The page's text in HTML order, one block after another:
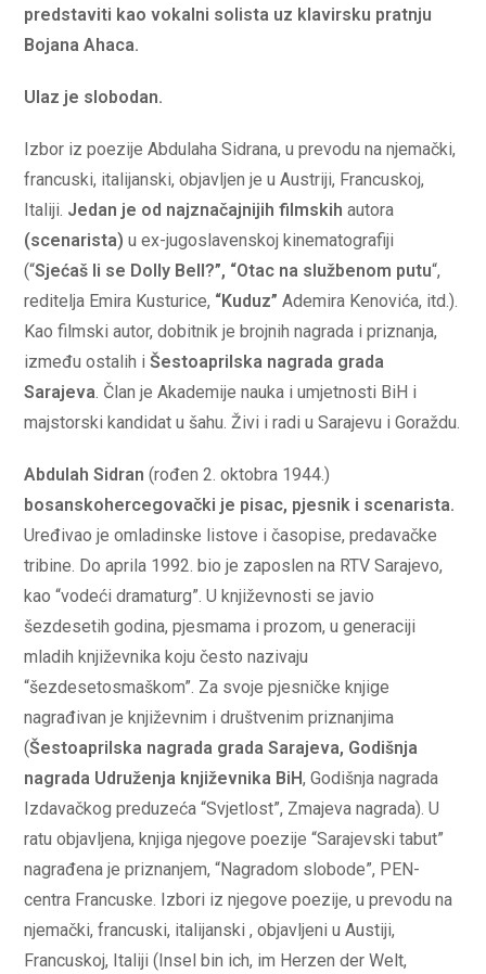
predstaviti kao vokalni solista uz klavirsku pratnju
Bojana Ahaca.
Ulaz je slobodan.
Izbor iz poezije Abdulaha Sidrana, u prevodu na njemački,
francuski, italijanski, objavljen je u Austriji, Francuskoj,
Italiji. Jedan je od najznačajnijih filmskihautora
(scenarista) u ex-jugoslavenskoj kinematografiji
(“Sjećaš li se Dolly Bell?”, “Otac na službenom putu“,
reditelja Emira Kusturice, “Kuduz” Ademira Kenovića, itd.).
Kao filmski autor, dobitnik je brojnih nagrada i priznanja,
između ostalih iŠestoaprilska nagrada grada
Sarajeva . Član je Akademije nauka i umjetnosti BiH i
majstorski kandidat u šahu. Živi i radi u Sarajevu i Goraždu.
Abdulah Sidran (rođen 2. oktobra 1944.)
bosanskohercegovački je pisac, pjesnik i scenarista.
Uređivao je omladinske listove i časopise, predavačke
tribine. Do aprila 1992. bio je zaposlen na RTV Sarajevo,
kao “vodeći dramaturg”. U književnosti se javio
šezdesetih godina, pjesmama i prozom, u generaciji
mladih književnika koju često nazivaju
“šezdesetosmaškom”. Za svoje pjesničke knjige
nagrađivan je književnim i društvenim priznanjima
(Šestoaprilska nagrada grada Sarajeva, Godišnja
nagrada Udruženja književnika BiH, Godišnja nagrada
Izdavačkog preduzeća “Svjetlost”, Zmajeva nagrada). U
ratu objavljena, knjiga njegove poezije “Sarajevski tabut”
nagrađena je priznanjem, “Nagradom slobode”, PEN-
centra Francuske. Izbori iz njegove poezije, u prevodu na
njemački, francuski, italijanski , objavljeni u Austiji,
Francuskoj, Italiji (Insel bin ich, im Herzen der Welt,